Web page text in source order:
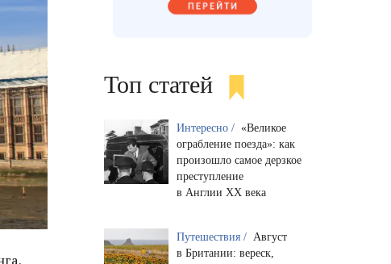
Топ статей
Интересно / «Великое
ограбление поезда»: как
произошло самое дерзкое
преступление
в Англии XX века
Путешествия / Август
в Британии: вереск,